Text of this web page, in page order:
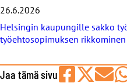
26.6.2026
Helsingin kaupungille sakko
työehtosopimuksen rikkominen
Jaa tämä sivu